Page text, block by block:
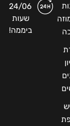
24/06
שעות
ביממה!